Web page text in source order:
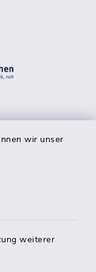
wir unser
weiterer